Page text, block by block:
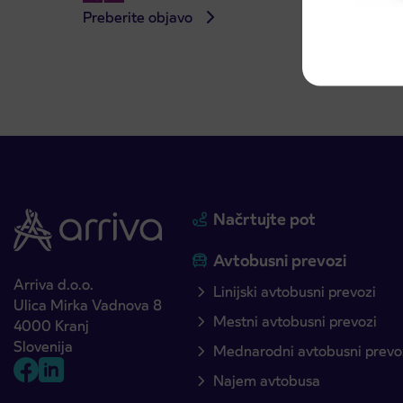
Preberite objavo
Arriva d.o.o.
Ulica Mirka Vadnova 8
4000 Kranj
Slovenija
Načrtujte pot
Avtobusni prevozi
Linijski avtobusni prevozi
Mestni avtobusni prevozi
Mednarodni avtobusni
Najem avtobusa